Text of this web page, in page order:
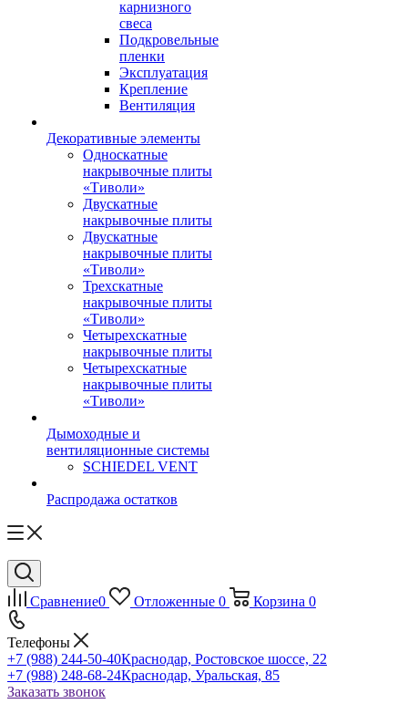
карнизного
свеса
Подкровельные
пленки
Эксплуатация
Крепление
Вентиляция
Декоративные элементы
Односкатные
накрывочные плиты
«Тиволи»
Двускатные
накрывочные плиты
Двускатные
накрывочные плиты
«Тиволи»
Трехскатные
накрывочные плиты
«Тиволи»
Четырехскатные
накрывочные плиты
Четырехскатные
накрывочные плиты
«Тиволи»
Дымоходные и
вентиляционные системы
SCHIEDEL VENT
Распродажа остатков
Сравнение0 Отложенные 0 Корзина 0
Телефоны
+7 (988) 244-50-40Краснодар, Ростовское шоссе, 22
+7 (988) 248-68-24Краснодар, Уральская, 85
Заказать звонок